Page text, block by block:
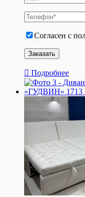
Согласен с
Подробнее